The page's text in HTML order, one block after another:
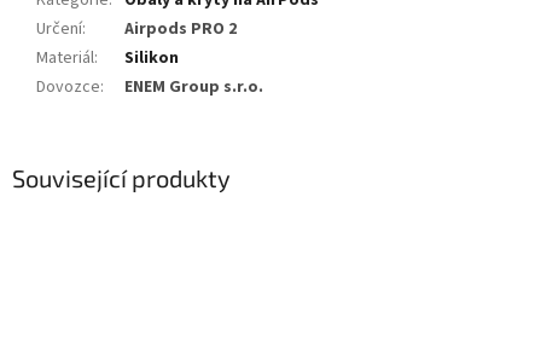
Související produkty
Určení:
Airpods PRO 2
Materiál:
Silikon
Dovozce: ENEM Group s.r.o.